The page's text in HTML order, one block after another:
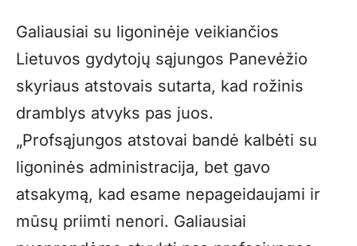
Galiausiai su ligoninėje veikiančios
Lietuvos gydytojų sąjungos Panevėžio
skyriaus atstovais sutarta, kad rožinis
dramblys atvyks pas juos.
„Profsąjungos atstovai bandė kalbėti su
ligoninės administracija, bet gavo
atsakymą, kad esame nepageidaujami ir
mūsų priimti nenori. Galiausiai